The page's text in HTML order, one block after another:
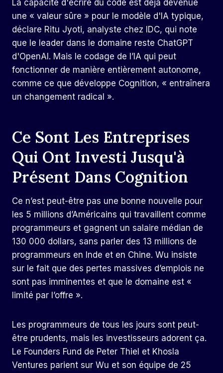
La capacité d'écrire du code est déjà devenue
une « valeur sûre » pour le modèle d'IA typique,
déclare Ritu Jyoti, analyste chez IDC, qui note
que le leader dans le domaine reste ChatGPT
d'OpenAI. Mais le codage de l’IA qui peut
fonctionner de manière entièrement autonome,
comme ce que développe Cognition, « entraînera
un changement radical ».
Ce Sont Les Entreprises
Qui Ont Investi Jusqu'à
Présent Dans Cognition
Ce n’est peut-être pas une bonne nouvelle pour
les 5 millions d’Américains qui travaillent comme
programmeurs et gagnent un salaire médian de
130 000 dollars, sans parler des 13 millions de
programmeurs en Inde et en Chine. Wu insiste
sur le fait que des pertes massives d’emplois ne
sont pas imminentes et que le domaine est «
limité par l’offre ».
Les programmeurs de tous les jours sont peut-
être prudents, mais les investisseurs adorent ça.
Le Founders Fund de Peter Thiel et Khosla
Ventures parient sur Wu et son équipe de 25